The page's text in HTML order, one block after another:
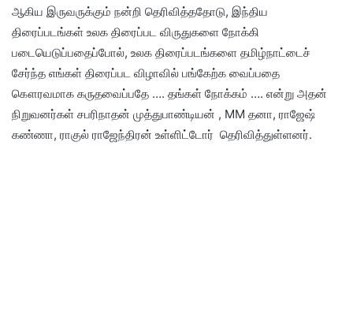
ஆகிய இருவருக்கும் நன்றி தெரிவித்ததோடு, இந்திய
திரைப்படங்கள் உலக திரைப்பட விருதுகளை நோக்கி
படையெடுப்பதைப்போல், உலக திரைப்படங்களை தமிழ்நாட்டைச்
சேர்ந்த எங்கள் திரைப்பட விழாவில் பங்கேற்க வைப்பதை
கௌரவமாக கருதவைப்பதே …. தங்கள் நோக்கம் …. என்று அதன்
நிறுவனர்கள் சபரிநாதன் முத்துபாண்டியன் , MM தனா, ராஜேஷ்
கண்ணா, ராகுல் ராஜேந்திரன் உள்ளிட்டோர் தெரிவித்துள்ளனர்.